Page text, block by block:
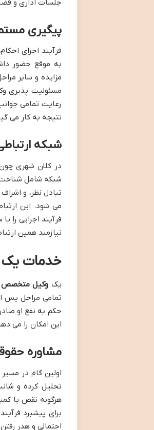
جلسات اداری و
پیگیری
فرآیند اجرای
به موقع حضور
مزایده و سایر
مسئولیت پذیری
رعایت تمامی
نتیجه به کار می
شبکه
در کلان شهری
شبکه شامل شناخت
تبادل نظر، و
می شود. این
فرآیند اجرایی را
نیازمند همین
خدمات یک
یک وکیل متخصص
تمامی مراحل پس
حکم به نفع او
این امکان را می
مشاوره
اولین گام در
تحلیل کرده و
هرگونه نقص یا
برای پیشبرد
احتمالی و هدر